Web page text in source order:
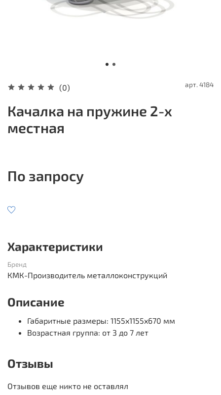
(0) арт. 4184
Качалка на пружине 2-х
местная
По запросу
Характеристики
Бренд
КМК-Производитель металлоконструкций
Описание
Габаритные размеры: 1155x1155x670 мм
Возрастная группа: от 3 до 7 лет
Отзывы
Отзывов еще никто не оставлял